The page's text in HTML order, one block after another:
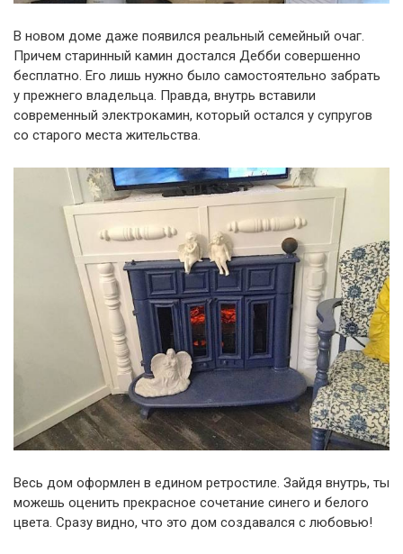
В новом доме даже появился реальный семейный очаг.
Причем старинный камин достался Дебби совершенно
бесплатно. Его лишь нужно было самостоятельно забрать
у прежнего владельца. Правда, внутрь вставили
современный электрокамин, который остался у супругов
со старого места жительства.
Весь дом оформлен в едином ретростиле. Зайдя внутрь, ты
можешь оценить прекрасное сочетание синего и белого
цвета. Сразу видно, что это дом создавался с любовью!